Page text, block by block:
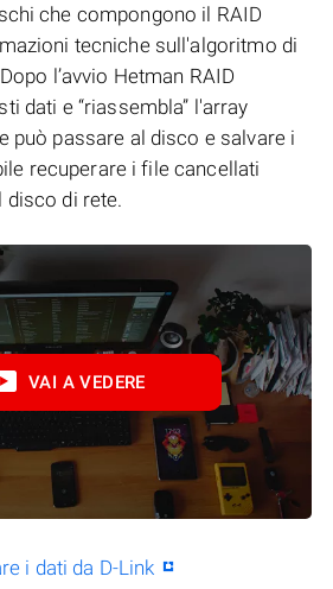
che compongono il RAID
tecniche sull'algoritmo di
l’avvio Hetman RAID
dati e “riassembla” l'array
può passare al disco e salvare i
recuperare i file cancellati
disco di rete.
VAI A VEDERE
i dati da D-Link